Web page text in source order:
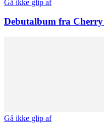
Gå ikke glip af
Debutalbum fra
Gå ikke glip af